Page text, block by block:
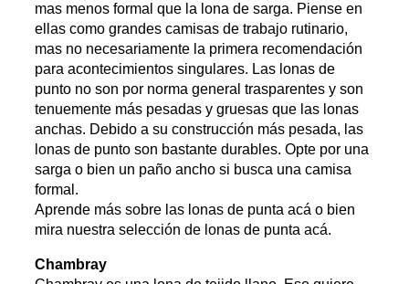
mas menos formal que la lona de sarga. Piense en
ellas como grandes camisas de trabajo rutinario,
mas no necesariamente la primera recomendación
para acontecimientos singulares. Las lonas de
punto no son por norma general trasparentes y son
tenuemente más pesadas y gruesas que las lonas
anchas. Debido a su construcción más pesada, las
lonas de punto son bastante durables. Opte por una
sarga o bien un paño ancho si busca una camisa
formal.
Aprende más sobre las lonas de punta acá o bien
mira nuestra selección de lonas de punta acá.
Chambray